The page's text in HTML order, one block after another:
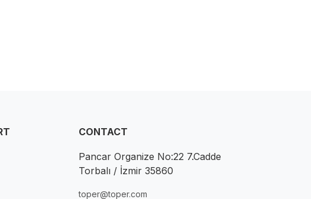
CONTACT
Pancar Organize No:22 7.Cadde
Torbalı / İzmir 35860
toper@toper.com